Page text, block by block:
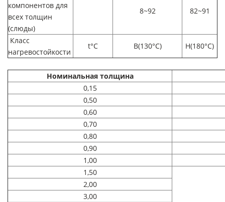
компонентов для
всех толщин
(слюды)
8~92 82~91
Класс
нагревостойкости
t°C В(130°C) Н(180°C)
Номинальная толщина
0,15
0,50
0,60
0,70
0,80
0,90
1,00
1,50
2,00
3,00